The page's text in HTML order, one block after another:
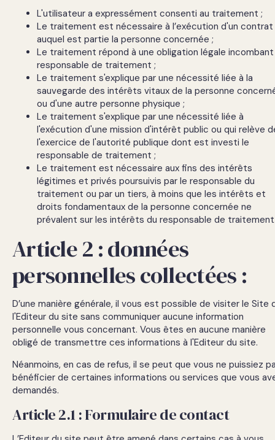
L'utilisateur a expressément consenti au traitement ;
Le traitement est nécessaire à l’exécution d'un contrat
auquel est partie la personne concernée ;
Le traitement répond à une obligation légale incombant
responsable de traitement ;
Le traitement s'explique par une nécessité liée à la
sauvegarde des intérêts vitaux de la personne
ou d'une autre personne physique ;
Le traitement s'explique par une nécessité liée à
l'exécution d'une mission d'intérêt public ou qui relève
l'exercice de l'autorité publique dont est investi le
responsable de traitement ;
Le traitement est nécessaire aux fins des intérêts
légitimes et privés poursuivis par le responsable du
traitement ou par un tiers, à moins que les intérêts et
droits fondamentaux de la personne concernée ne
prévalent sur les intérêts du responsable de
Article 2 : données
personnelles collectées :
D’une manière générale, il vous est possible de visiter le Site
l'Editeur du site sans communiquer aucune information
personnelle vous concernant. Vous êtes en aucune manière
obligé de transmettre ces informations à l'Editeur du site.
Néanmoins, en cas de refus, il se peut que vous ne puissiez
bénéficier de certaines informations ou services que vous
demandés.
Article 2.1 : Formulaire de contact